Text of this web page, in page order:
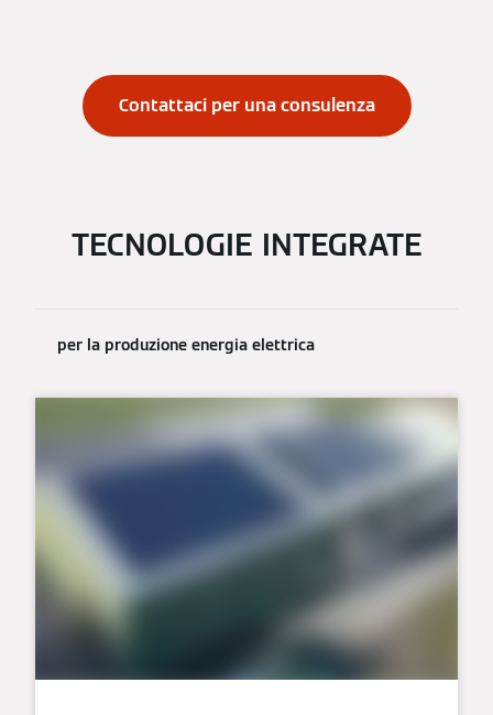
Contattaci per una consulenza
TECNOLOGIE INTEGRATE
per la produzione energia elettrica